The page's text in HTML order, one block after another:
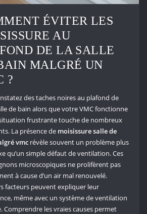
ÉVITER LES
AU
DE LA SALLE
MALGRÉ UN
?
des taches noires au plafond de
de bain alors que votre VMC fonctionne
frustrante touche de nombreux
La présence de moisissure salle de
vmc révèle souvent un problème plus
qu’un simple défaut de ventilation. Ces
microscopiques ne prolifèrent pas
à cause d’un air mal renouvelé.
facteurs peuvent expliquer leur
même avec un système de ventilation
Comprendre les vraies causes permet